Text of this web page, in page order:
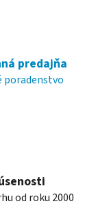
predajňa
poradenstvo
od roku 2000